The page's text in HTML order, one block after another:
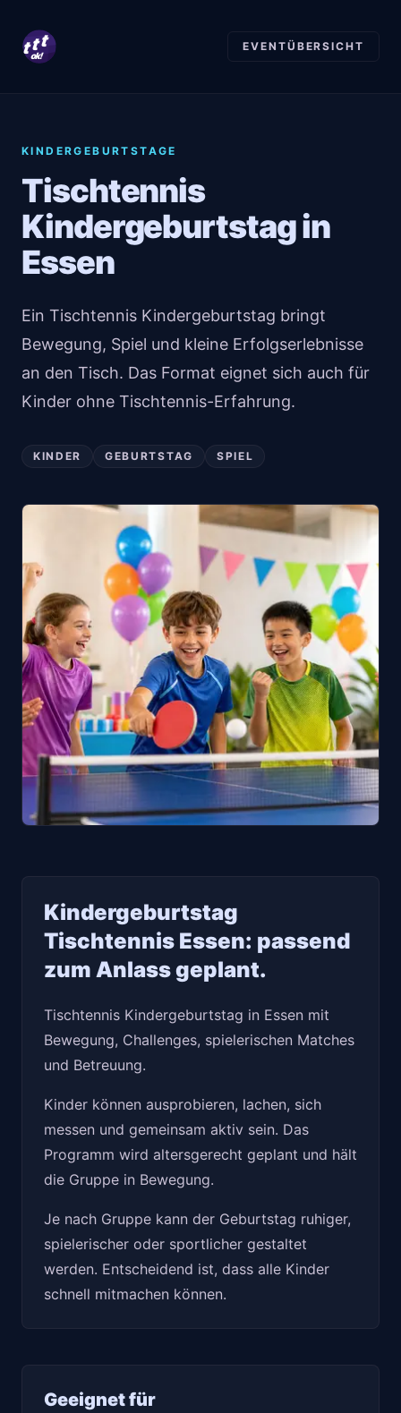
ttt
ok!
EVENTÜBERSICHT
KINDERGEBURTSTAGE
Tischtennis
Kindergeburtstag in
Essen
Ein Tischtennis Kindergeburtstag bringt
Bewegung, Spiel und kleine Erfolgserlebnisse
an den Tisch. Das Format eignet sich auch für
Kinder ohne Tischtennis-Erfahrung.
KINDER GEBURTSTAG SPIEL
Kindergeburtstag
Tischtennis Essen: passend
zum Anlass geplant.
Tischtennis Kindergeburtstag in Essen mit
Bewegung, Challenges, spielerischen Matches
und Betreuung.
Kinder können ausprobieren, lachen, sich
messen und gemeinsam aktiv sein. Das
Programm wird altersgerecht geplant und hält
die Gruppe in Bewegung.
Je nach Gruppe kann der Geburtstag ruhiger,
spielerischer oder sportlicher gestaltet
werden. Entscheidend ist, dass alle Kinder
schnell mitmachen können.
Geeignet für